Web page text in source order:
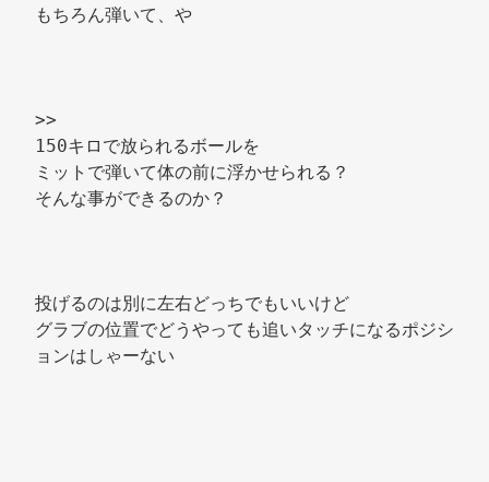
もちろん弾いて、や
>>
150キロで放られるボールを
ミットで弾いて体の前に浮かせられる？
そんな事ができるのか？
投げるのは別に左右どっちでもいいけど
グラブの位置でどうやっても追いタッチになるポジシ
ョンはしゃーない